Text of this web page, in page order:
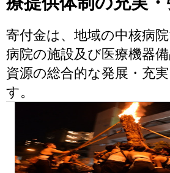
寄付金は、地域の中核病
病院の施設及び医療機器
資源の総合的な発展・充
す。